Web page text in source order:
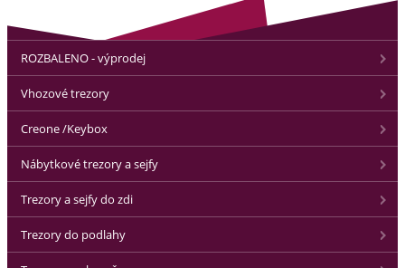
ROZBALENO - výprodej
Vhozové trezory
Creone /Keybox
Nábytkové trezory a sejfy
Trezory a sejfy do zdi
Trezory do podlahy